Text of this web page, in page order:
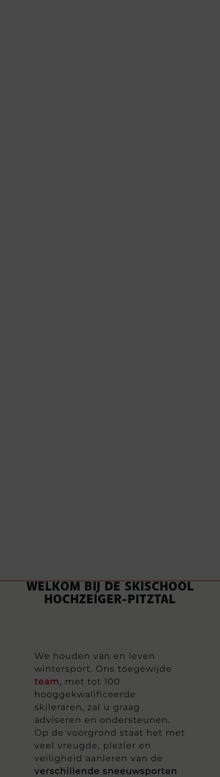
WELKOM BIJ DE SKISCHOOL
HOCHZEIGER-PITZTAL
We houden van en leven
wintersport. Ons toegewijde
team, met tot 100
hooggekwalificeerde
skileraren, zal u graag
adviseren en ondersteunen.
Op de voorgrond staat het met
veel vreugde, plezier en
veiligheid aanleren van de
verschillende sneeuwsporten